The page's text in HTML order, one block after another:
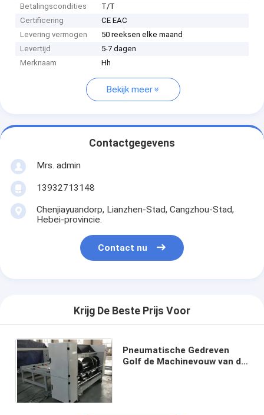
Betalingscondities
T/T
Certificering
CE EAC
Levering vermogen
50 reeksen elke maand
Levertijd
5-7 dagen
Merknaam
Hh
Bekijk meer
Contactgegevens
Mrs. admin
13932713148
Chenjiayuandorp, Lianzhen-Stad, Cangzhou-Stad,
Hebei-provincie.
Contact nu
Krijg De Beste Prijs Voor
Pneumatische Gedreven
Golf de Machinevouw van de